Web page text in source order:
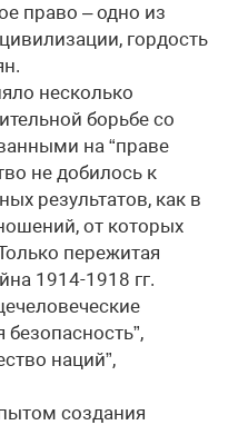
право – одно из
гордость
несколько
борьбе со
на “праве
не добилось к
результатов, как в
от которых
пережитая
1914-1918 гг.
безопасность”,
наций”,
создания